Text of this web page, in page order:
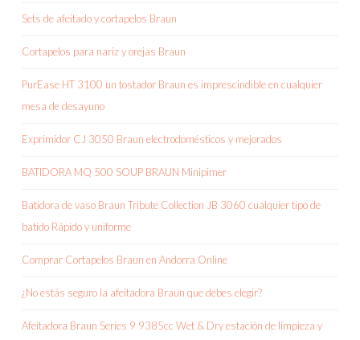
Sets de afeitado y cortapelos Braun
Cortapelos para nariz y orejas Braun
PurEase HT 3100 un tostador Braun es imprescindible en cualquier
mesa de desayuno
Exprimidor CJ 3050 Braun electrodomésticos y mejorados
BATIDORA MQ 500 SOUP BRAUN Minipimer
Batidora de vaso Braun Tribute Collection JB 3060 cualquier tipo de
batido Rápido y uniforme
Comprar Cortapelos Braun en Andorra Online
¿No estás seguro la afeitadora Braun que debes elegir?
Afeitadora Braun Series 9 9385cc Wet & Dry estación de limpieza y